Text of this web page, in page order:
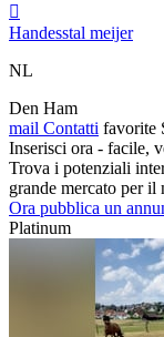

Handesstal meijer
NL
Den Ham
mail Contatti favorite
Inserisci ora - facile,
Trova i potenziali
grande mercato per
Ora pubblica un
Platinum